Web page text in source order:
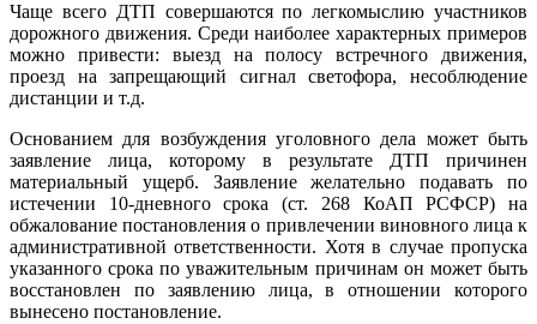
Чаще всего ДТП совершаются по легкомыслию участников
дорожного движения. Среди наиболее характерных примеров
можно привести: выезд на полосу встречного движения,
проезд на запрещающий сигнал светофора, несоблюдение
дистанции и т.д.
Основанием для возбуждения уголовного дела может быть
заявление лица, которому в результате ДТП причинен
материальный ущерб. Заявление желательно подавать по
истечении 10-дневного срока (ст. 268 КоАП РСФСР) на
обжалование постановления о привлечении виновного лица к
административной ответственности. Хотя в случае пропуска
указанного срока по уважительным причинам он может быть
восстановлен по заявлению лица, в отношении которого
вынесено постановление.